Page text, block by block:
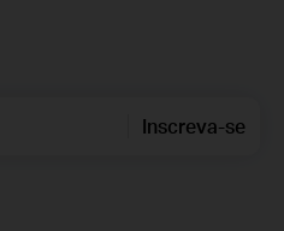
Inscreva-se